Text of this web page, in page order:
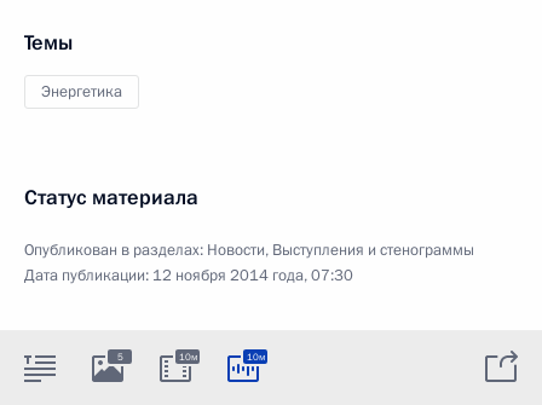
Темы
Энергетика
Статус материала
Опубликован в разделах: Новости, Выступления и стенограммы
Дата публикации: 12 ноября 2014 года, 07:30
5 10м 10м